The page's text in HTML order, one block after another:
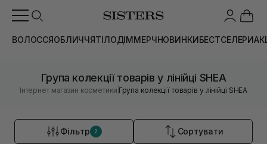
ВОЛОССЯОБЛИЧЧЯТІЛОДІММЕРЧНОВИНКИБЕСТСЕЛЕРИ
Група колекції товарів у лінійці SHEA
Інтернет магазин косметики |Група колекції товарів у лінійці SHEA
Фільтр 2 Сортувати